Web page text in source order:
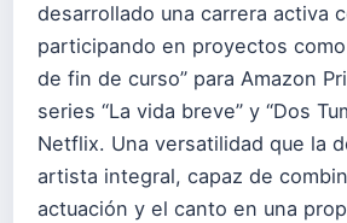
desarrollado una carrera activa
participando en proyectos como
de fin de curso” para Amazon
series “La vida breve” y “Dos
Netflix. Una versatilidad que la
artista integral, capaz de
actuación y el canto en una